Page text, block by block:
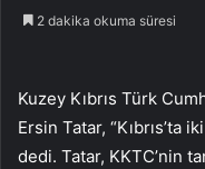
2 dakika okuma süresi
Kuzey Kıbrıs Türk
Ersin Tatar, “Kıbrıs’ta
dedi. Tatar, KKTC’nin